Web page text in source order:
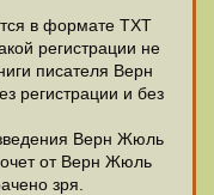
в формате ТХТ
регистрации не
писателя Верн
регистрации и без
Верн Жюль
от Верн Жюль
зря.